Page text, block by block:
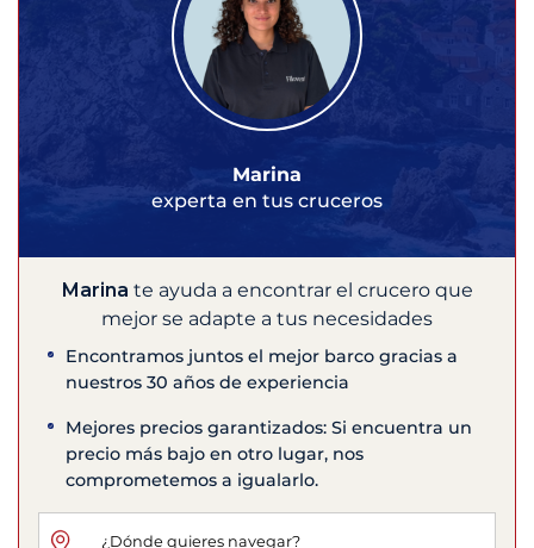
Marina
experta en tus cruceros
Marina te ayuda a encontrar el crucero que
mejor se adapte a tus necesidades
Encontramos juntos el mejor barco gracias a
nuestros 30 años de experiencia
Mejores precios garantizados: Si encuentra un
precio más bajo en otro lugar, nos
comprometemos a igualarlo.